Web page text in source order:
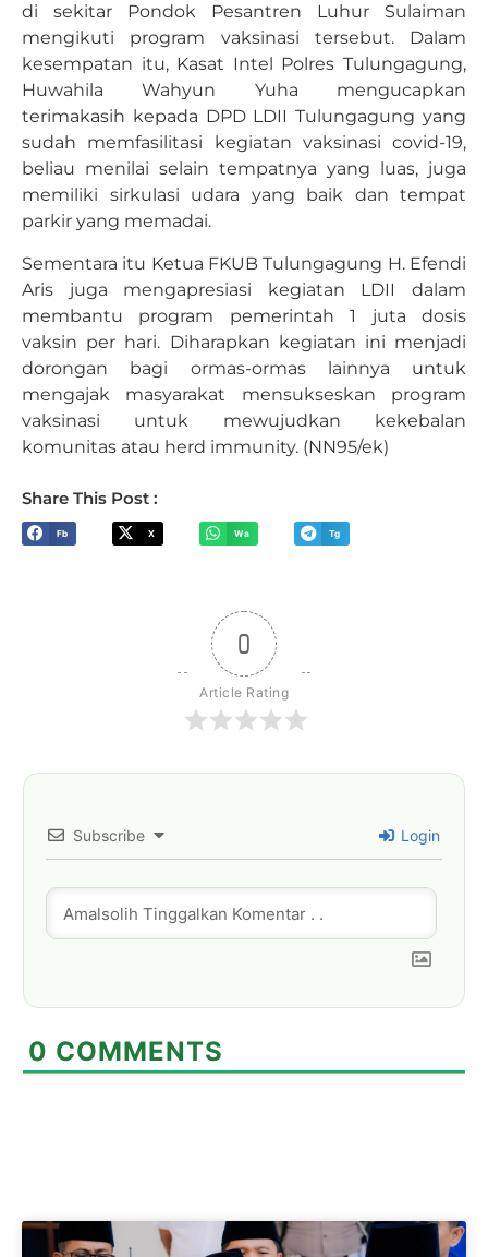
di sekitar Pondok Pesantren Luhur Sulaiman
mengikuti program vaksinasi tersebut. Dalam
kesempatan itu, Kasat Intel Polres Tulungagung,
Huwahila Wahyun Yuha mengucapkan
terimakasih kepada DPD LDII Tulungagung yang
sudah memfasilitasi kegiatan vaksinasi covid-19,
beliau menilai selain tempatnya yang luas, juga
memiliki sirkulasi udara yang baik dan tempat
parkir yang memadai.
Sementara itu Ketua FKUB Tulungagung H. Efendi
Aris juga mengapresiasi kegiatan LDII dalam
membantu program pemerintah 1 juta dosis
vaksin per hari. Diharapkan kegiatan ini menjadi
dorongan bagi ormas-ormas lainnya untuk
mengajak masyarakat mensukseskan program
vaksinasi untuk mewujudkan kekebalan
komunitas atau herd immunity. (NN95/ek)
Share This Post :
Fb X Wa Tg
0
Article Rating
Subscribe Login
0 COMMENTS